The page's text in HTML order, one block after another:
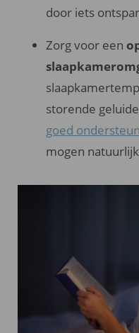
door iets
Zorg voor een
storende
goed
mogen